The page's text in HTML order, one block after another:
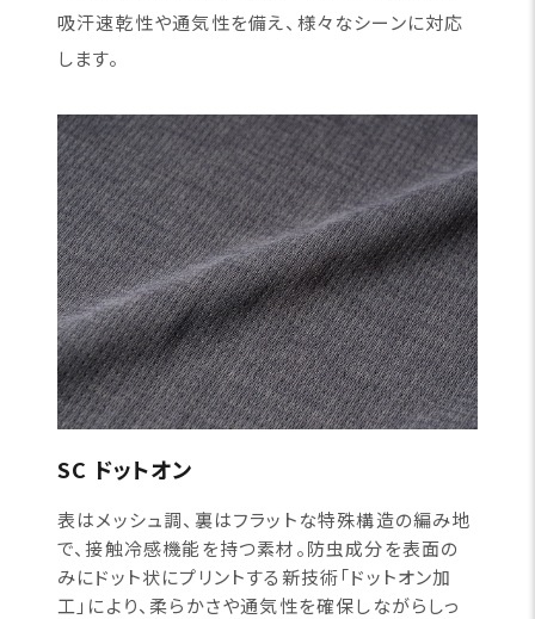
吸汗速乾性や通気性を備え、様々なシーンに対応
します。
SC ドットオン
表はメッシュ調、裏はフラットな特殊構造の編み地
で、接触冷感機能を持つ素材。防虫成分を表面の
みにドット状にプリントする新技術「ドットオン加
工」により、柔らかさや通気性を確保しながらしっ